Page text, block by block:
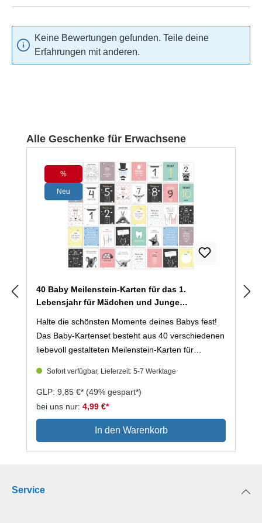
Keine Bewertungen gefunden. Teile deine
Erfahrungen mit anderen.
Produktgalerie überspringen
Alle Geschenke für Erwachsene
Rabatt
%
Neu
40 Baby Meilenstein-Karten für das 1.
Lebensjahr für Mädchen und Junge
Halte die schönsten Momente deines Babys fest!
Das Baby-Kartenset besteht aus 40 verschiedenen
liebevoll gestalteten Meilenstein-Karten für
Entwicklung des ersten Lebensjahrs deines Kindes
für das Fotoalbum verewigen. Die Karten sind
farbenfroh, aber zurückhaltend mit witzigen und
süßen Tieren gestaltet. Für alle mit Sinn für Humor
sind auch ein paar lustige Sprüche mit dabei. Auf
stabilen und hochwertigem 400 g Karton. Verpackt
Sofort verfügbar, Lieferzeit: 5-7 Werktage
GLP: 9,85 €* (49% gespart*)
bei uns nur: 4,99 €*
In den Warenkorb
Service